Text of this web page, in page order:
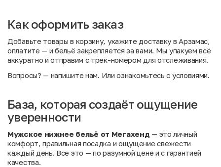
Как оформить заказ
Добавьте товары в корзину, укажите доставку в Арзамас,
оплатите — и бельё закрепляется за вами. Мы упакуем всё
аккуратно и отправим с трек-номером для отслеживания.
Вопросы? — напишите нам. Илиознакомьтесь с условиями.
База, которая создаёт ощущение
уверенности
Мужское нижнее бельё от Мегахенд — это личный
комфорт, правильная посадка и ощущение свежести
каждый день. Всё это — по разумной цене и с гарантией
качества.